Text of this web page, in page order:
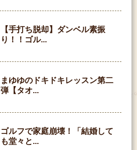
【手打ち脱却】ダンベル素振
り！！ゴル...
まゆゆのドキドキレッスン第二
弾【タオ...
ゴルフで家庭崩壊！「結婚して
も堂々と...